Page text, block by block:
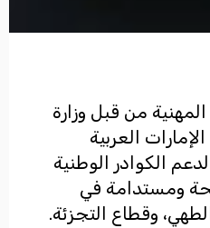
من قبل وزارة
العربية
الكوادر الوطنية
ومستدامة في
وقطاع التجزئة.